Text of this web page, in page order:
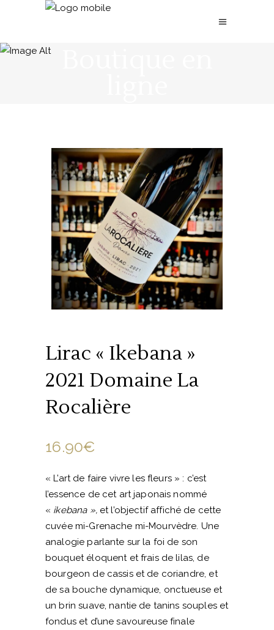
Lirac « Ikebana »
2021 Domaine La
Rocalière
16.90€
« L’art de faire vivre les fleurs » : c’est
l’essence de cet art japonais nommé
« ikebana », et l’objectif affiché de cette
cuvée mi-Grenache mi-Mourvèdre. Une
analogie parlante sur la foi de son
bouquet éloquent et frais de lilas, de
bourgeon de cassis et de coriandre, et
de sa bouche dynamique, onctueuse et
un brin suave, nantie de tanins souples et
fondus et d’une savoureuse finale